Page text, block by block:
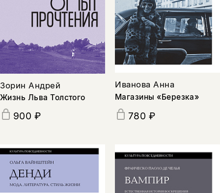
Зорин Андрей
Жизнь Льва Толстого
900 ₽
Иванова Анна
Магазины «Березка»
780 ₽